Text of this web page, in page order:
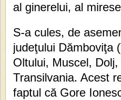
al ginerelui, al
S-a cules, de
judeţului Dămboviţa
Oltului, Muscel,
Transilvania. Acest
faptul că Gore